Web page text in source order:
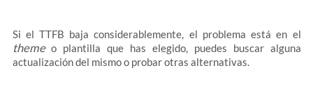
Si el TTFB baja considerablemente, el problema está en el
themeo plantilla que has elegido, puedes buscar alguna
actualización del mismo o probar otras alternativas.